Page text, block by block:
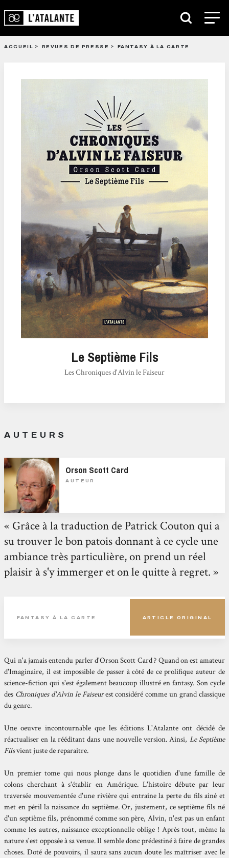
ACCUEIL REVUES DE PRESSE FANTASY À LA CARTE
Le Septième Fils
Les Chroniques d'Alvin le Faiseur
AUTEURS
Orson Scott Card
AUTEUR
« Grâce à la traduction de Patrick Couton qui a
su trouver le bon patois donnant à ce cycle une
ambiance très particulière, on prend un réel
plaisir à s'y immerger et on le quitte à regret. »
FANTASY À LA CARTE ARTICLE ORIGINAL
Qui n'a jamais entendu parler d'Orson Scott Card ? Quand on est amateur
d'Imaginaire, il est impossible de passer à côté de ce prolifique auteur de
science-fiction qui s'est également beaucoup illustré en fantasy. Son cycle
des Chroniques d'Alvin le Faiseurest considéré comme un grand classique
du genre.
Une oeuvre incontournable que les éditions L'Atalante ont décidé de
réactualiser en la rééditant dans une nouvelle version. Ainsi, Le Septième
Filsvient juste de reparaître.
Un premier tome qui nous plonge dans le quotidien d'une famille de
colons cherchant à s'établir en Amérique. L'histoire débute par leur
traversée mouvementée d'une rivière qui entraîne la perte du fils aîné et
met en péril la naissance du septième. Or, justement, ce septième fils né
d'un septième fils, prénommé comme son père, Alvin, n'est pas un enfant
comme les autres, naissance exceptionnelle oblige ! Après tout, même la
nature s'est opposée à sa venue. Il semble donc prédestiné à faire de grandes
choses. Doté de pouvoirs, il saura sans aucun doute les maîtriser avec le